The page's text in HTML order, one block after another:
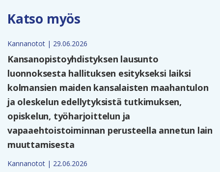
Katso myös
Kannanotot | 29.06.2026
Kansanopistoyhdistyksen lausunto
luonnoksesta hallituksen esitykseksi laiksi
kolmansien maiden kansalaisten maahantulon
ja oleskelun edellytyksistä tutkimuksen,
opiskelun, työharjoittelun ja
vapaaehtoistoiminnan perusteella annetun lain
muuttamisesta
Kannanotot | 22.06.2026